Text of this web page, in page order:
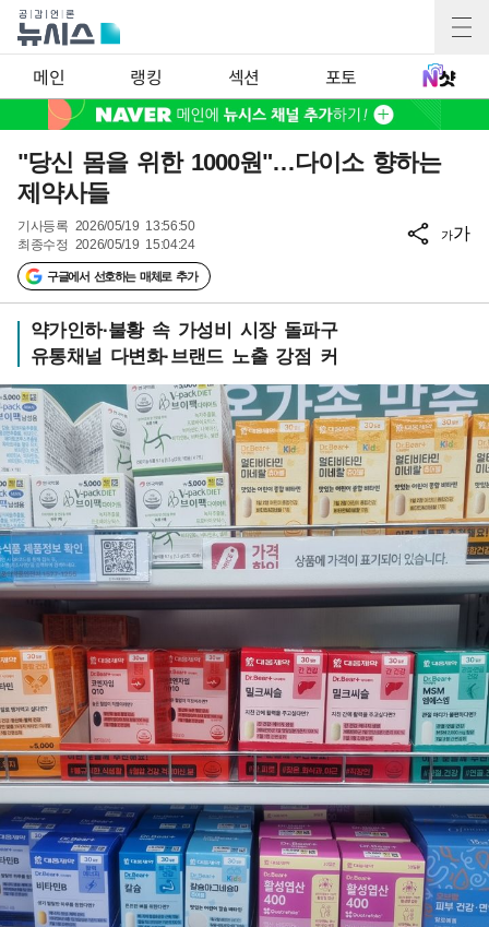
메인 랭킹 섹션 포토
"당신 몸을 위한 1000원"…다이소 향하는
제약사들
기사등록 2026/05/19 13:56:50
최종수정 2026/05/19 15:04:24
구글에서 선호하는 매체로 추가
가가
약가인하·불황 속 가성비 시장 돌파구
유통채널 다변화·브랜드 노출 강점 커